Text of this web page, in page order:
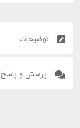
توضیحات
پرسش و پاسخ